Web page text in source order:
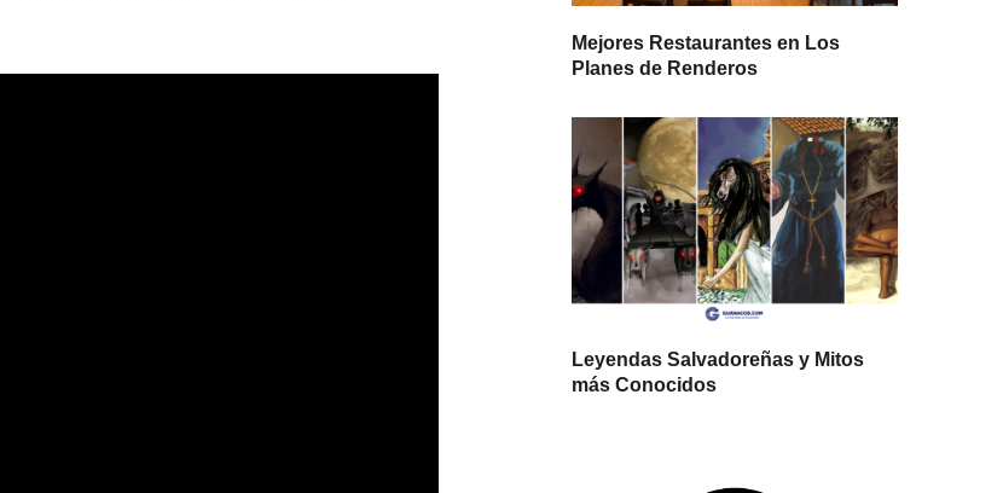
Mejores Restaurantes en Los
Planes de Renderos
Leyendas Salvadoreñas y Mitos
más Conocidos